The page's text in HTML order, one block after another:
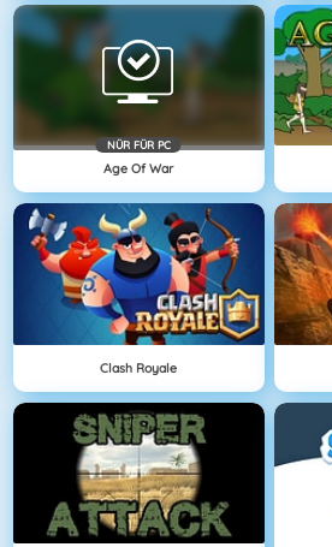
NÜR FÜR PC
Age Of War
Clash Royale